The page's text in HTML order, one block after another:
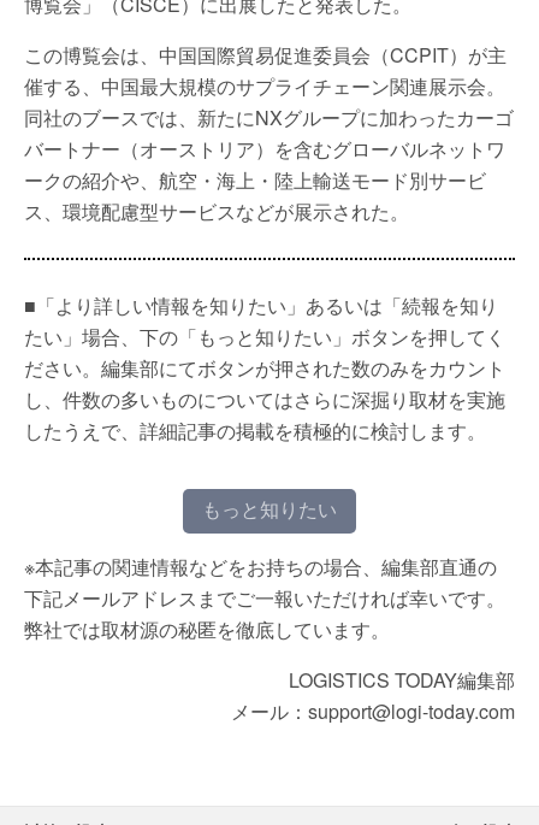
この博覧会は、中国国際貿易促進委員会（CCPIT）が主
催する、中国最大規模のサプライチェーン関連展示会。
同社のブースでは、新たにNXグループに加わったカーゴ
バートナー（オーストリア）を含むグローバルネットワ
ークの紹介や、航空・海上・陸上輸送モード別サービ
ス、環境配慮型サービスなどが展示された。
■「より詳しい情報を知りたい」あるいは「続報を知り
たい」場合、下の「もっと知りたい」ボタンを押してく
ださい。編集部にてボタンが押された数のみをカウント
し、件数の多いものについてはさらに深掘り取材を実施
したうえで、詳細記事の掲載を積極的に検討します。
もっと知りたい
※本記事の関連情報などをお持ちの場合、編集部直通の
下記メールアドレスまでご一報いただければ幸いです。
弊社では取材源の秘匿を徹底しています。
LOGISTICS TODAY編集部
メール：support@logi-today.com